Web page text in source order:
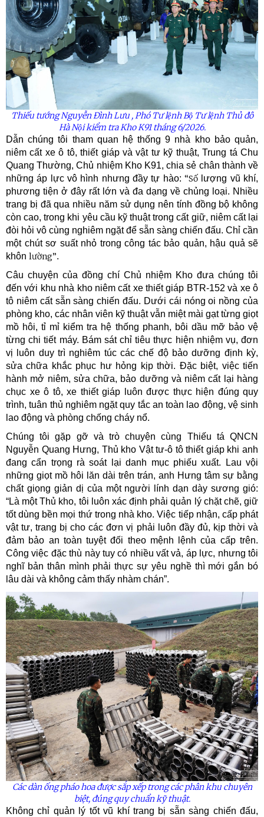
Thiếu tướng Nguyễn Đình Lưu , Phó Tư lệnh Bộ Tư lệnh Thủ đô
Hà Nội kiểm tra Kho K91 tháng 6/2026.
Dẫn chúng tôi tham quan hệ thống 9 nhà kho bảo quản,
niêm cất xe ô tô, thiết giáp và vật tư kỹ thuật, Trung tá Chu
Quang Thường, Chủ nhiệm Kho K91, chia sẻ chân thành về
những áp lực vô hình nhưng đầy tự hào: “Số lượng vũ khí,
phương tiện ở đây rất lớn và đa dạng về chủng loại. Nhiều
trang bị đã qua nhiều năm sử dụng nên tính đồng bộ không
còn cao, trong khi yêu cầu kỹ thuật trong cất giữ, niêm cất lại
đòi hỏi vô cùng nghiêm ngặt để sẵn sàng chiến đấu. Chỉ cần
một chút sơ suất nhỏ trong công tác bảo quản, hậu quả sẽ
khôn lường”.
Câu chuyện của đồng chí Chủ nhiệm Kho đưa chúng tôi
đến với khu nhà kho niêm cất xe thiết giáp BTR-152 và xe ô
tô niêm cất sẵn sàng chiến đấu. Dưới cái nóng oi nồng của
phòng kho, các nhân viên kỹ thuật vẫn miệt mài gạt từng giọt
mồ hôi, tỉ mỉ kiểm tra hệ thống phanh, bôi dầu mỡ bảo vệ
từng chi tiết máy. Bám sát chỉ tiêu thực hiện nhiệm vụ, đơn
vị luôn duy trì nghiêm túc các chế độ bảo dưỡng định kỳ,
sửa chữa khắc phục hư hỏng kịp thời. Đặc biệt, việc tiến
hành mở niêm, sửa chữa, bảo dưỡng và niêm cất lại hàng
chục xe ô tô, xe thiết giáp luôn được thực hiện đúng quy
trình, tuân thủ nghiêm ngặt quy tắc an toàn lao động, vệ sinh
lao động và phòng chống cháy nổ.
Chúng tôi gặp gỡ và trò chuyện cùng Thiếu tá QNCN
Nguyễn Quang Hưng, Thủ kho Vật tư-ô tô thiết giáp khi anh
đang cẩn trọng rà soát lại danh mục phiếu xuất. Lau vội
những giọt mồ hôi lăn dài trên trán, anh Hưng tâm sự bằng
chất giọng giản dị của một người lính dạn dày sương gió:
“Là một Thủ kho, tôi luôn xác định phải quản lý chặt chẽ, giữ
tốt dùng bền mọi thứ trong nhà kho. Việc tiếp nhận, cấp phát
vật tư, trang bị cho các đơn vị phải luôn đầy đủ, kịp thời và
đảm bảo an toàn tuyệt đối theo mệnh lệnh của cấp trên.
Công việc đặc thù này tuy có nhiều vất vả, áp lực, nhưng tôi
nghĩ bản thân mình phải thực sự yêu nghề thì mới gắn bó
lâu dài và không cảm thấy nhàm chán”.
Các dàn ống pháo hoa được sắp xếp trong các phân khu chuyên
biệt, đúng quy chuẩn kỹ thuật.
Không chỉ quản lý tốt vũ khí trang bị sẵn sàng chiến đấu,